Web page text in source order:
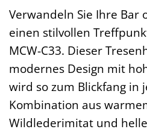
Verwandeln Sie Ihre Bar
einen stilvollen
MCW-C33. Dieser
modernes Design mit
wird so zum Blickfang in
Kombination aus
Wildlederimitat und